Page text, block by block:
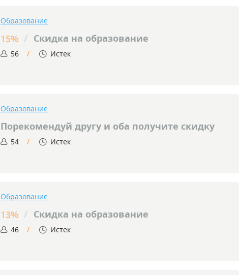
Образование
15% / Скидка на образование
56 Истек
Образование
Порекомендуй другу и оба получите скидку
54 Истек
Образование
13% / Скидка на образование
46 Истек